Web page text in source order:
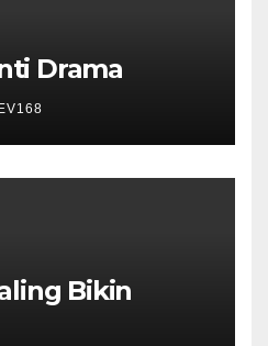
Drama
Bikin